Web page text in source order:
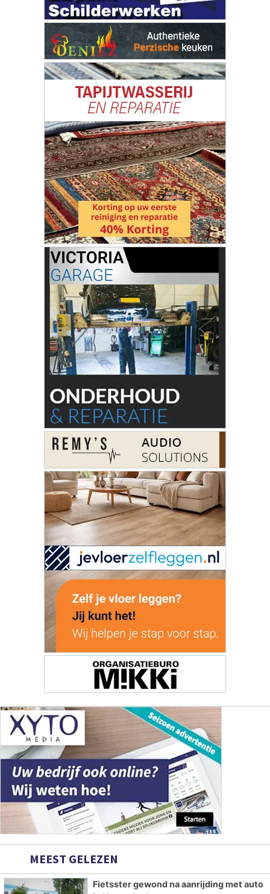
MEEST GELEZEN
Fietsster gewond na aanrijding met auto